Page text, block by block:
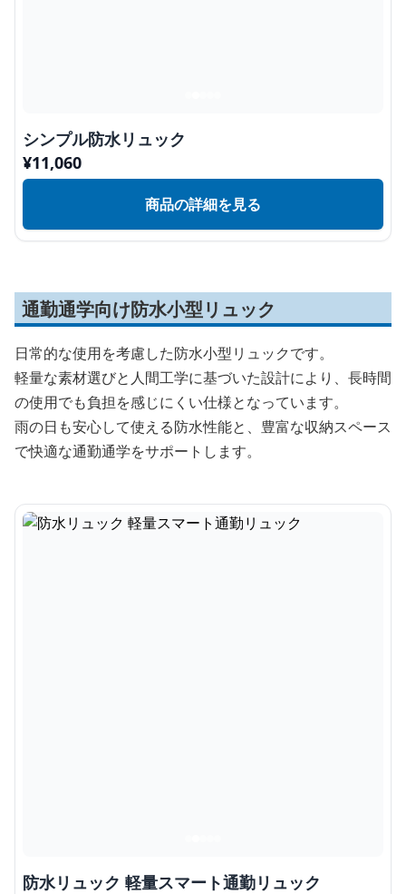
シンプル防水リュック
¥11,060
商品の詳細を見る
通勤通学向け防水小型リュック
日常的な使用を考慮した防水小型リュックです。
軽量な素材選びと人間工学に基づいた設計により、長時間
の使用でも負担を感じにくい仕様となっています。
雨の日も安心して使える防水性能と、豊富な収納スペース
で快適な通勤通学をサポートします。
防水リュック 軽量スマート通勤リュック